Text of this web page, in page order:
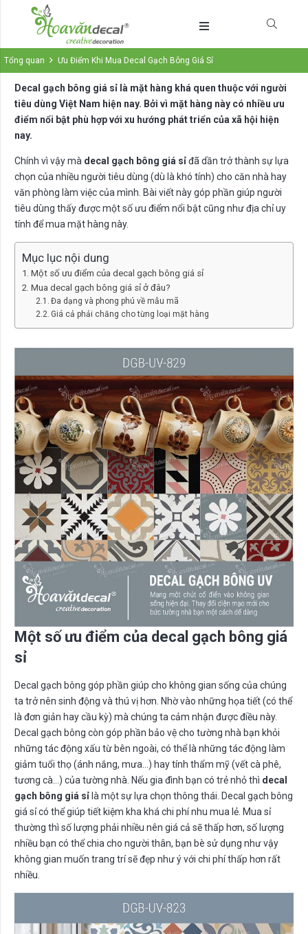
Tổng quan Ưu Điểm Khi Mua Decal Gạch Bông Giá Sỉ
Decal gạch bông giá sỉ là mặt hàng khá quen thuộc với người
tiêu dùng Việt Nam hiện nay. Bởi vì mặt hàng này có nhiều ưu
điểm nổi bật phù hợp với xu hướng phát triển của xã hội hiện
nay.
Chính vì vậy mà decal gạch bông giá sỉđã dần trở thành sự lựa
chọn của nhiều người tiêu dùng (dù là khó tính) cho căn nhà hay
văn phòng làm việc của mình. Bài viết này góp phần giúp người
tiêu dùng thấy được một số ưu điểm nổi bật cũng như địa chỉ uy
tính để mua mặt hàng này.
Mục lục nội dung
Một số ưu điểm của decal gạch bông giá sỉ
Mua decal gạch bông giá sỉ ở đâu?
Đa dạng và phong phú về mẫu mã
Giá cả phải chăng cho từng loại mặt hàng
Một số ưu điểm của decal gạch bông giá
sỉ
Decal gạch bông góp phần giúp cho không gian sống của chúng
ta trở nên sinh động và thú vị hơn. Nhờ vào những họa tiết (có thể
là đơn giản hay cầu kỳ) mà chúng ta cảm nhận được điều này.
Decal gạch bông còn góp phần bảo vệ cho tường nhà bạn khỏi
những tác động xấu từ bên ngoài, có thể là những tác động làm
giảm tuổi thọ (ánh nắng, mưa…) hay tính thẩm mỹ (vết cà phê,
tương cà…) của tường nhà. Nếu gia đình bạn có trẻ nhỏ thì decal
gạch bông giá sỉ là một sự lựa chọn thông thái. Decal gạch bông
giá sỉ có thể giúp tiết kiệm kha khá chi phí nhu mua lẻ. Mua sỉ
thường thì số lượng phải nhiều nên giá cả sẽ thấp hơn, số lượng
nhiều bạn có thể chia cho người thân, bạn bè sử dụng như vậy
không gian muốn trang trí sẽ đẹp như ý với chi phí thấp hơn rất
nhiều.